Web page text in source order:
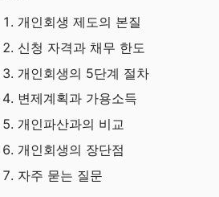
개인회생 제도의 본질
신청 자격과 채무 한도
개인회생의 5단계 절차
변제계획과 가용소득
개인파산과의 비교
개인회생의 장단점
자주 묻는 질문